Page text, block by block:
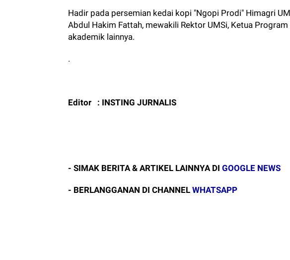
Hadir pada persemian kedai kopi "Ngopi Prodi" Himagri
Abdul Hakim Fattah, mewakili Rektor UMSi, Ketua
akademik lainnya.
.
Editor : INSTING JURNALIS
- SIMAK BERITA & ARTIKEL LAINNYA DI GOOGLE NEWS
- BERLANGGANAN DI CHANNEL WHATSAPP